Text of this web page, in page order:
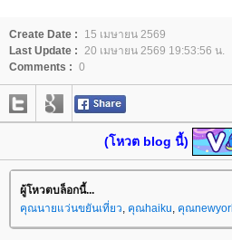
Create Date :
15 เมษายน 2569
Last Update :
20 เมษายน 2569 19:53:56 น.
Comments : 0
(โหวต blog นี้)
ผู้โหวตบล็อกนี้...
คุณนายแว่นขยันเที่ยว คุณhaiku คุณ